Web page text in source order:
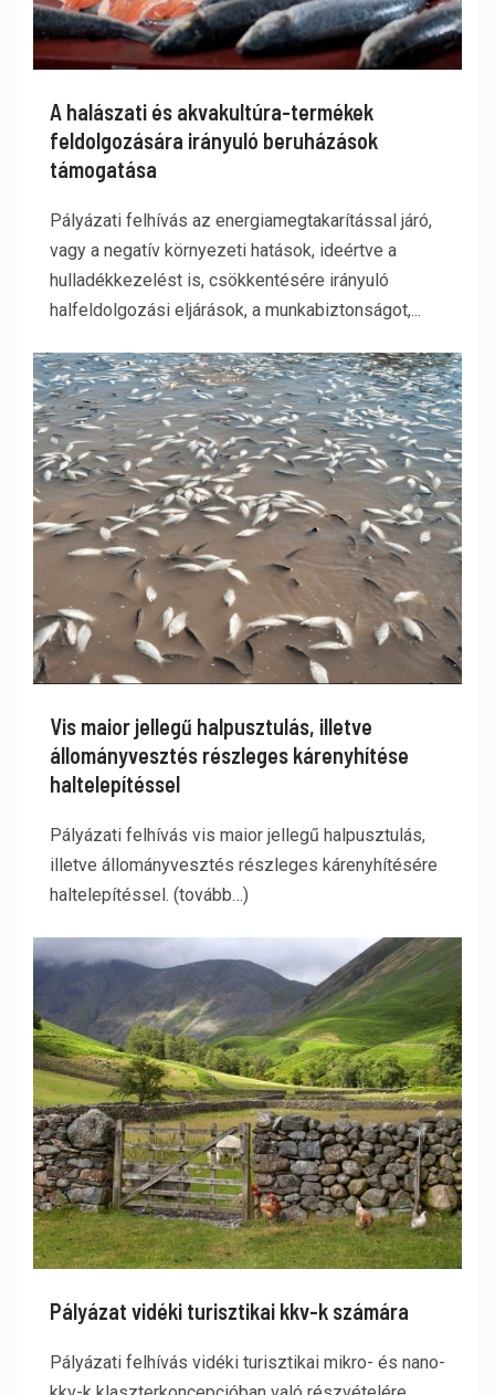
A halászati és akvakultúra-termékek
feldolgozására irányuló beruházások
támogatása
Pályázati felhívás az energiamegtakarítással járó,
vagy a negatív környezeti hatások, ideértve a
hulladékkezelést is, csökkentésére irányuló
halfeldolgozási eljárások, a munkabiztonságot,...
Vis maior jellegű halpusztulás, illetve
állományvesztés részleges kárenyhítése
haltelepítéssel
Pályázati felhívás vis maior jellegű halpusztulás,
illetve állományvesztés részleges kárenyhítésére
haltelepítéssel. (tovább…)
Pályázat vidéki turisztikai kkv-k számára
Pályázati felhívás vidéki turisztikai mikro- és nano-